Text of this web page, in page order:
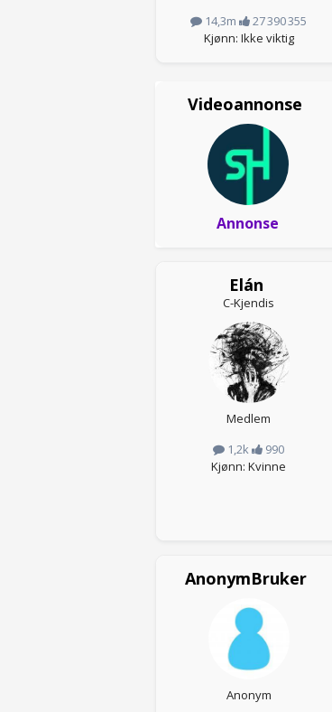
14,3m
27 390 355
Kjønn: Ikke viktig
Videoannonse
Annonse
Elán
C-Kjendis
Medlem
1,2k
990
Kjønn: Kvinne
AnonymBruker
Anonym